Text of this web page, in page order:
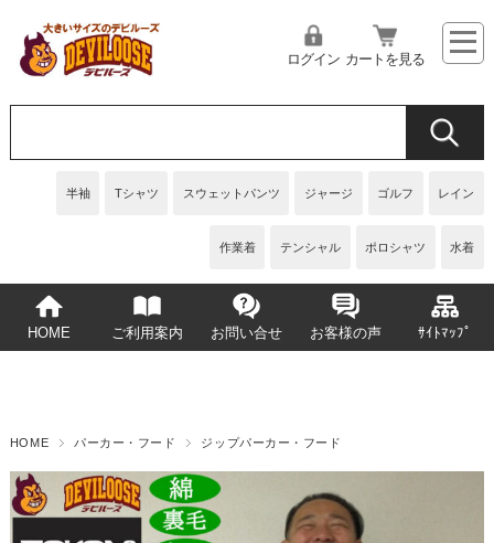
半袖 Tシャツ スウェットパンツ ジャージ ゴルフ レイン
作業着 テンシャル ポロシャツ 水着
ログイン カートを見る
HOME ご利用案内 お問い合せ お客様の声 ｻｲﾄﾏｯﾌﾟ
HOME パーカー・フード ジップパーカー・フード